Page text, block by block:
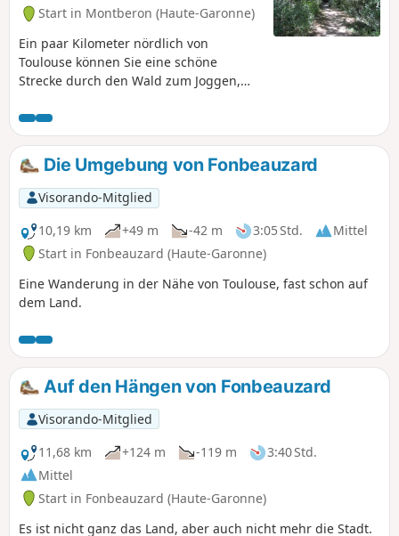
Start in Montberon (Haute-Garonne)
Ein paar Kilometer nördlich von
Toulouse können Sie eine schöne
Strecke durch den Wald zum Joggen,
Die Umgebung von Fonbeauzard
Visorando-Mitglied
10,19 km
+49 m -42 m 3:05 Std.
Mittel
Start in Fonbeauzard (Haute-Garonne)
Eine Wanderung in der Nähe von Toulouse, fast schon auf
dem Land.
Auf den Hängen von Fonbeauzard
Visorando-Mitglied
11,68 km
+124 m -119 m
3:40 Std.
Mittel
Start in Fonbeauzard (Haute-Garonne)
Es ist nicht ganz das Land, aber auch nicht mehr die Stadt.